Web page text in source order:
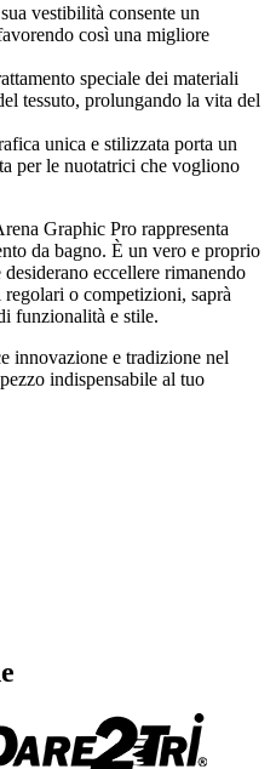
vestibilità consente un
così una migliore
speciale dei materiali
tessuto, prolungando la vita del
unica e stilizzata porta un
per le nuotatrici che vogliono
Graphic Pro rappresenta
da bagno. È un vero e proprio
eccellere rimanendo
o competizioni, saprà
funzionalità e stile.
innovazione e tradizione nel
indispensabile al tuo